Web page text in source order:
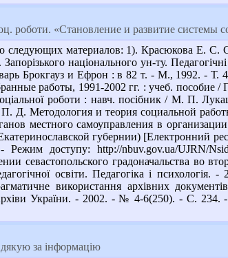
роботи. «Становление и развитие системы
материалов: 1). Красюкова Е. С.
національного ун-ту.
Брокгауз и Ефрон : в 82 т. - М., 1992. -
работы, 1991-2002 гг. : учеб.
роботи : навч. посібник / М. П.
Методология и теория социальной
местного самоуправления в
губернии) [Електронний
доступу: http://nbuv.gov.ua/UJRN/
севастопольского градоначальства во
освіти. Педагогіка і
використання архівних
України. - 2002. - № 4-6(250). - С. 234.
дякую за інформацію